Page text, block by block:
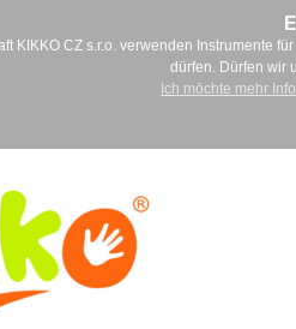
KIKKO CZ s.r.o. verwenden Instrumente
dürfen. Dürfen wir
Ich möchte mehr